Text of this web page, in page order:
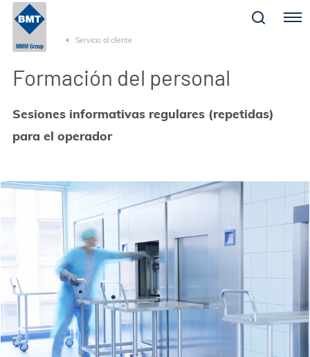
Menu
Servicio al cliente
Formación del personal
Sesiones informativas regulares (repetidas)
para el operador